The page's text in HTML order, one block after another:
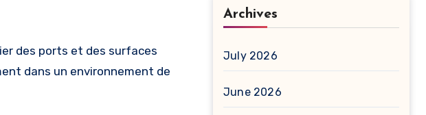
des ports et des surfaces
dans un environnement de
Archives
July 2026
June 2026